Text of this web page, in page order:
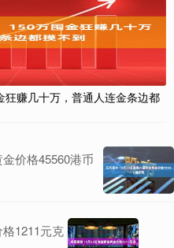
赚几十万，普通人连金条边都
价格45560港币
1211元克